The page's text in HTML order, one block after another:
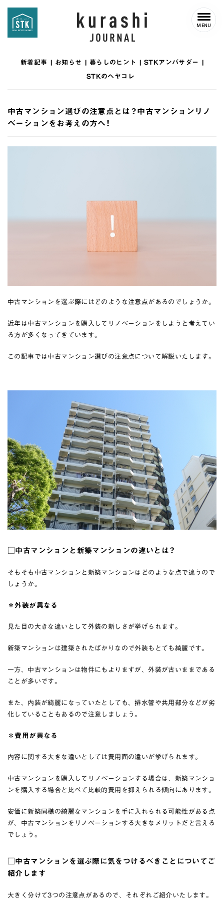
MENU
新着記事 お知らせ 暮らしのヒント STKアンバサダー
STKのヘヤコレ
中古マンション選びの注意点とは？中古マンションリノ
ベーションをお考えの方へ！
中古マンションを選ぶ際にはどのような注意点があるのでしょうか。
近年は中古マンションを購入してリノベーションをしようと考えてい
る方が多くなってきています。
この記事では中古マンション選びの注意点について解説いたします。
□中古マンションと新築マンションの違いとは？
そもそも中古マンションと新築マンションはどのような点で違うので
しょうか。
＊外装が異なる
見た目の大きな違いとして外装の新しさが挙げられます。
新築マンションは建築されたばかりなので外装もとても綺麗です。
一方、中古マンションは物件にもよりますが、外装が古いままである
ことが多いです。
また、内装が綺麗になっていたとしても、排水管や共用部分などが劣
化していることもあるので注意しましょう。
＊費用が異なる
内容に関する大きな違いとしては費用面の違いが挙げられます。
中古マンションを購入してリノベーションする場合は、新築マンショ
ンを購入する場合と比べて比較的費用を抑えられる傾向にあります。
安価に新築同様の綺麗なマンションを手に入れられる可能性がある点
が、中古マンションをリノベーションする大きなメリットだと言える
でしょう。
□中古マンションを選ぶ際に気をつけるべきことについてご
紹介します
大きく分けて3つの注意点があるので、それぞれご紹介いたします。